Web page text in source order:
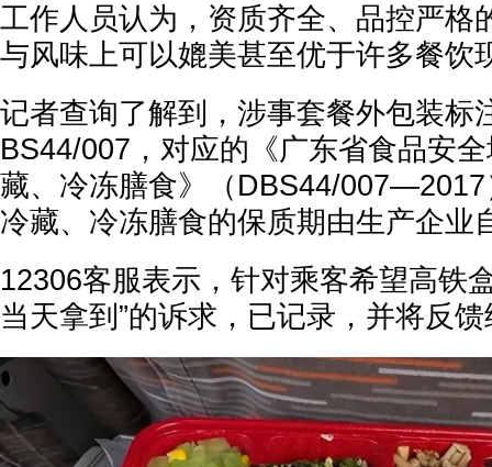
工作人员认为，资质齐全、品控严格
与风味上可以媲美甚至优于许多餐饮
记者查询了解到，涉事套餐外包装标
BS44/007，对应的《广东省食品安
藏、冷冻膳食》（DBS44/
冷藏、冷冻膳食的保质期由生产企业
12306客服表示，针对乘客希望高铁
当天拿到”的诉求，已记录，并将反